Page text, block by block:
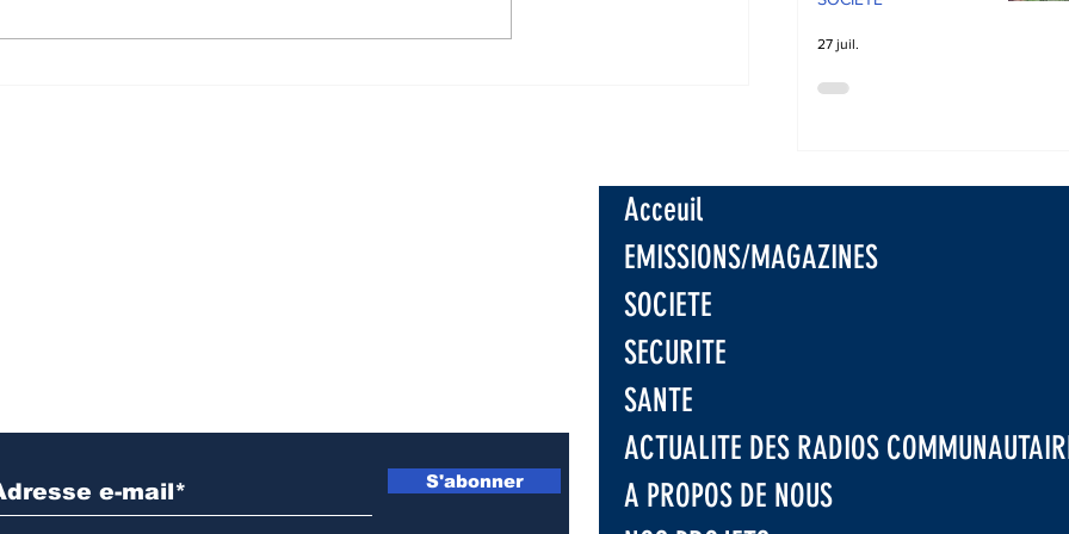
lutte contre la
propagation d'Ebola
27 juil.
S'abonner
Acceuil
EMISSIONS/MAGAZINES
SOCIETE
SECURITE
SANTE
ACTUALITE DES RADIOS
A PROPOS DE NOUS